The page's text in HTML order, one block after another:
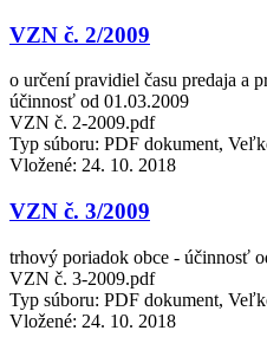
VZN č. 2/2009
o určení pravidiel času predaja a
účinnosť od 01.03.2009
VZN č. 2-2009.pdf
Typ súboru: PDF dokument,
Vložené: 24. 10. 2018
VZN č. 3/2009
trhový poriadok obce - účinnosť
VZN č. 3-2009.pdf
Typ súboru: PDF dokument,
Vložené: 24. 10. 2018